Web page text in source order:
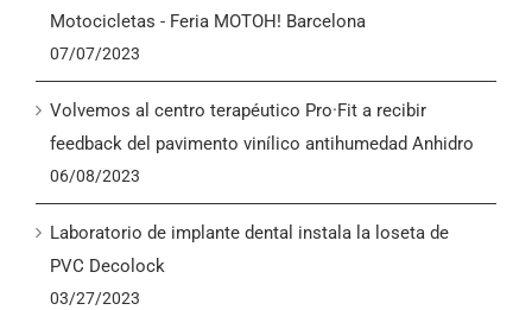
Contactar
English
Motocicletas - Feria MOTOH! Barcelona
07/07/2023
Volvemos al centro terapéutico Pro·Fit a recibir
feedback del pavimento vinílico antihumedad Anhidro
06/08/2023
Laboratorio de implante dental instala la loseta de
PVC Decolock
03/27/2023